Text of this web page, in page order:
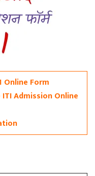
Online Form
Admission Online